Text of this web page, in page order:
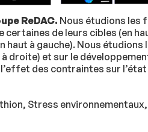
ReDAC. Nous étudions les
de leurs cibles (en
à gauche). Nous
et sur le
des contraintes sur
Stress environnementaux,